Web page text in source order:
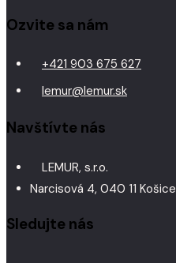
Ozvite sa nám
+421 903 675 627
lemur@lemur.sk
Navštívte nás
LEMUR, s.r.o.
Narcisová 4, 040 11 Košice
Sledujte nás